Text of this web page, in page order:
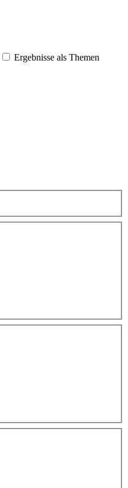
Ergebnisse als Themen